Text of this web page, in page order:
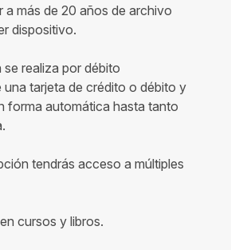
a más de 20 años de archivo
dispositivo.
se realiza por débito
tarjeta de crédito o débito y
forma automática hasta tanto
tendrás acceso a múltiples
cursos y libros.